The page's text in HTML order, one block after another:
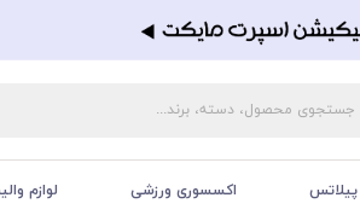
پیلاتس اکسسوری ورزشی لوازم